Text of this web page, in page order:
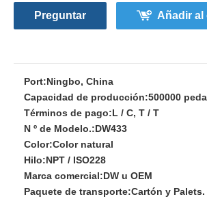
Preguntar Añadir al
Port:Ningbo, China
Capacidad de producción:500000
Términos de pago:L / C, T / T
N º de Modelo.:DW433
Color:Color natural
Hilo:NPT / ISO228
Marca comercial:DW u OEM
Paquete de transporte:Cartón y Palets.